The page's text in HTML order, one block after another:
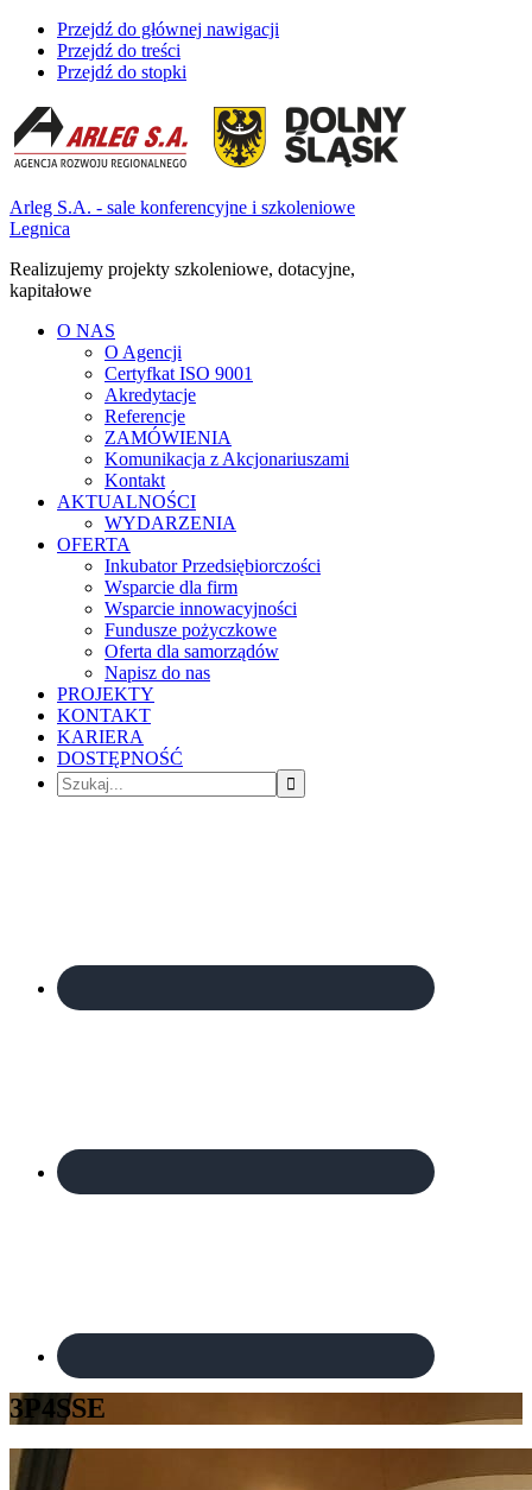
Przejdź do głównej nawigacji
Przejdź do treści
Przejdź do stopki
Arleg S.A. - sale konferencyjne i szkoleniowe
Legnica
Realizujemy projekty szkoleniowe, dotacyjne,
kapitałowe
O NAS
O Agencji
Certyfkat ISO 9001
Akredytacje
Referencje
ZAMÓWIENIA
Komunikacja z Akcjonariuszami
Kontakt
AKTUALNOŚCI
WYDARZENIA
OFERTA
Inkubator Przedsiębiorczości
Wsparcie dla firm
Wsparcie innowacyjności
Fundusze pożyczkowe
Oferta dla samorządów
Napisz do nas
PROJEKTY
KONTAKT
KARIERA
DOSTĘPNOŚĆ
Szukaj...
3P4SSE